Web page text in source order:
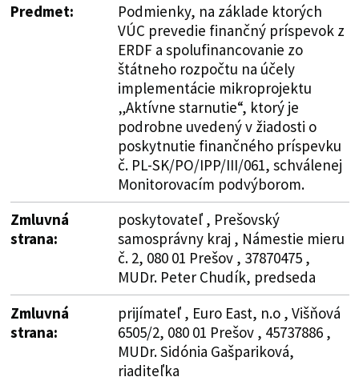
Predmet:
Podmienky, na základe ktorých
VÚC prevedie finančný príspevok z
ERDF a spolufinancovanie zo
štátneho rozpočtu na účely
implementácie mikroprojektu
„Aktívne starnutie“, ktorý je
podrobne uvedený v žiadosti o
poskytnutie finančného príspevku
č. PL-SK/PO/IPP/III/061, schválenej
Monitorovacím podvýborom.
Zmluvná
strana:
poskytovateľ , Prešovský
samosprávny kraj , Námestie mieru
č. 2, 080 01 Prešov , 37870475 ,
MUDr. Peter Chudík, predseda
Zmluvná
strana:
prijímateľ , Euro East, n.o , Višňová
6505/2, 080 01 Prešov , 45737886 ,
MUDr. Sidónia Gašpariková,
riaditeľka